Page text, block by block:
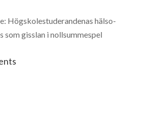
Högskolestuderandenas hälso-
som gisslan i nollsummespel